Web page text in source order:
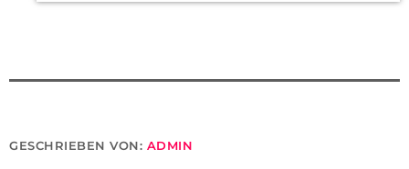
GESCHRIEBEN VON: ADMIN